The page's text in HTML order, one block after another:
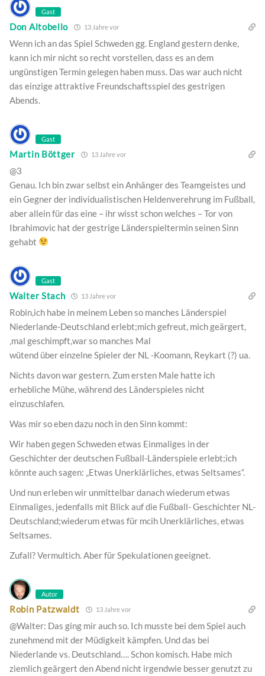
Gast
Don Altobello 13 Jahre vor
Wenn ich an das Spiel Schweden gg. England gestern denke,
kann ich mir nicht so recht vorstellen, dass es an dem
ungünstigen Termin gelegen haben muss. Das war auch nicht
das einzige attraktive Freundschaftsspiel des gestrigen
Abends.
Gast
Martin Böttger 13 Jahre vor
@3
Genau. Ich bin zwar selbst ein Anhänger des Teamgeistes und
ein Gegner der individualistischen Heldenverehrung im Fußball,
aber allein für das eine – ihr wisst schon welches – Tor von
Ibrahimovic hat der gestrige Länderspieltermin seinen Sinn
gehabt
Gast
Walter Stach 13 Jahre vor
Robin,ich habe in meinem Leben so manches Länderspiel
Niederlande-Deutschland erlebt;mich gefreut, mich geärgert,
‚mal geschimpft,war so manches Mal
wütend über einzelne Spieler der NL -Koomann, Reykart (?) ua.
Nichts davon war gestern. Zum ersten Male hatte ich
erhebliche Mühe, während des Länderspieles nicht
einzuschlafen.
Was mir so eben dazu noch in den Sinn kommt:
Wir haben gegen Schweden etwas Einmaliges in der
Geschichter der deutschen Fußball-Länderspiele erlebt;ich
könnte auch sagen: „Etwas Unerklärliches, etwas Seltsames“.
Und nun erleben wir unmittelbar danach wiederum etwas
Einmaliges, jedenfalls mit Blick auf die Fußball- Geschichter NL-
Deutschland;wiederum etwas für mcih Unerklärliches, etwas
Seltsames.
Zufall? Vermultich. Aber für Spekulationen geeignet.
Autor
Robin Patzwaldt 13 Jahre vor
@Walter: Das ging mir auch so. Ich musste bei dem Spiel auch
zunehmend mit der Müdigkeit kämpfen. Und das bei
Niederlande vs. Deutschland…. Schon komisch. Habe mich
ziemlich geärgert den Abend nicht irgendwie besser genutzt zu